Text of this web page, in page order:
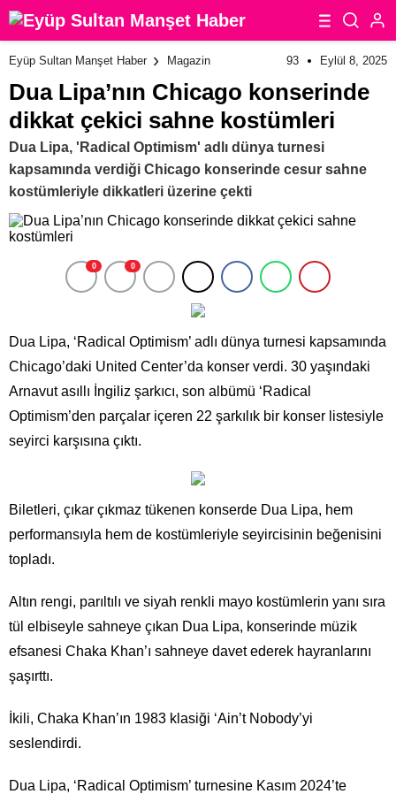
Eyüp Sultan Manşet Haber Magazin 93 Eylül 8, 2025
Dua Lipa’nın Chicago konserinde
dikkat çekici sahne kostümleri
Dua Lipa, 'Radical Optimism' adlı dünya turnesi
kapsamında verdiği Chicago konserinde cesur sahne
kostümleriyle dikkatleri üzerine çekti
0 0
Dua Lipa, ‘Radical Optimism’ adlı dünya turnesi kapsamında
Chicago’daki United Center’da konser verdi. 30 yaşındaki
Arnavut asıllı İngiliz şarkıcı, son albümü ‘Radical
Optimism’den parçalar içeren 22 şarkılık bir konser listesiyle
seyirci karşısına çıktı.
Biletleri, çıkar çıkmaz tükenen konserde Dua Lipa, hem
performansıyla hem de kostümleriyle seyircisinin beğenisini
topladı.
Altın rengi, parıltılı ve siyah renkli mayo kostümlerin yanı sıra
tül elbiseyle sahneye çıkan Dua Lipa, konserinde müzik
efsanesi Chaka Khan’ı sahneye davet ederek hayranlarını
şaşırttı.
İkili, Chaka Khan’ın 1983 klasiği ‘Ain’t Nobody’yi
seslendirdi.
Dua Lipa, ‘Radical Optimism’ turnesine Kasım 2024’te